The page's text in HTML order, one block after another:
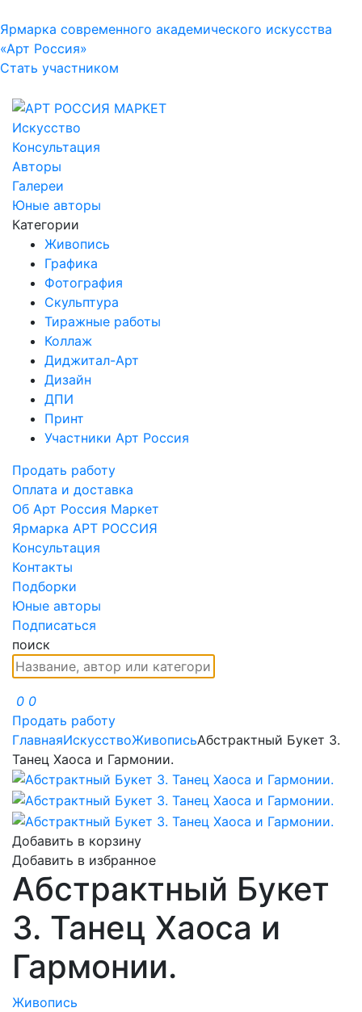
Ярмарка современного академического искусства
«Арт Россия»
Стать участником
Искусство
Консультация
Авторы
Галереи
Юные авторы
Категории
Живопись
Графика
Фотография
Скульптура
Тиражные работы
Коллаж
Диджитал-Арт
Дизайн
ДПИ
Принт
Участники Арт Россия
Продать работу
Оплата и доставка
Об Арт Россия Маркет
Ярмарка АРТ РОССИЯ
Консультация
Контакты
Подборки
Юные авторы
Подписаться
поиск
0 0
Продать работу
ГлавнаяИскусствоЖивописьАбстрактный Букет 3.
Танец Хаоса и Гармонии.
Добавить в корзину
Добавить в избранное
Абстрактный Букет
3. Танец Хаоса и
Гармонии.
Живопись